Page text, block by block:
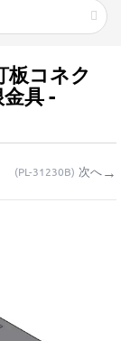
板コネク
具 -
(PL-31230B) 次へ→